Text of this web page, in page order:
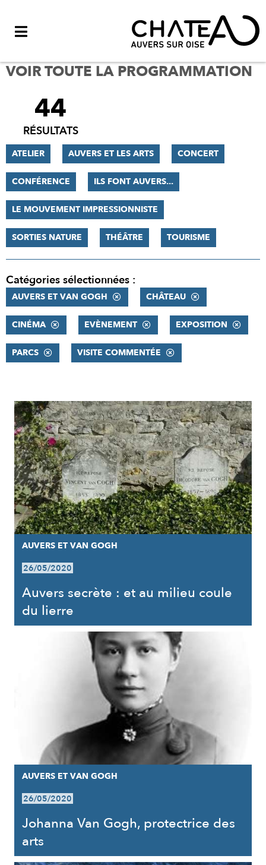
VOIR TOUTE LA PROGRAMMATION
FILTRER
RÉSULTATS
44
RÉSULTATS
ATELIER AUVERS ET LES ARTS CONCERT
CONFÉRENCE ILS FONT AUVERS...
LE MOUVEMENT IMPRESSIONNISTE
SORTIES NATURE THÉÂTRE TOURISME
Catégories sélectionnées :
AUVERS ET VAN GOGH CHÂTEAU
CINÉMA EVÈNEMENT EXPOSITION
PARCS VISITE COMMENTÉE
RÉSULTATS
AUVERS ET VAN GOGH
26/05/2020
Auvers secrète : et au milieu coule
du lierre
AUVERS ET VAN GOGH
26/05/2020
Johanna Van Gogh, protectrice des
arts